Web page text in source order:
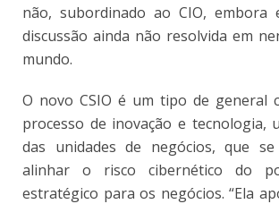
não, subordinado ao CIO, embora
discussão ainda não resolvida em
mundo.
O novo CSIO é um tipo de general
processo de inovação e tecnologia,
das unidades de negócios, que
alinhar o risco cibernético do
estratégico para os negócios. “Ela